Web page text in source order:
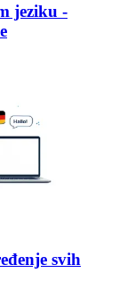
jeziku -
svih